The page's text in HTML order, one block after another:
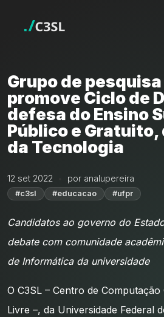
Grupo de pesquisa
promove Ciclo de
defesa do Ensino
Público e Gratuito,
da Tecnologia
12 set 2022 por analupereira
#c3sl #educacao #ufpr
Candidatos ao governo do
debate com comunidade
de Informática da universidade
O C3SL – Centro de
Livre –, da Universidade Federal